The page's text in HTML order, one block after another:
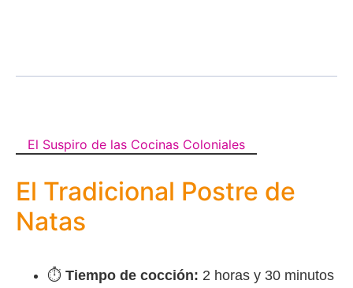
El Suspiro de las Cocinas Coloniales
El Tradicional Postre de
Natas
⏱️ Tiempo de cocción: 2 horas y 30 minutos